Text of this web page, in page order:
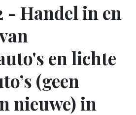
- Handel in en
en lichte
(geen
nieuwe) in